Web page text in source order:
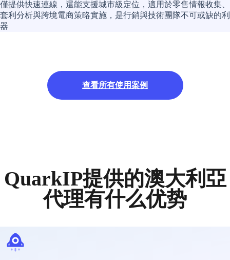
僅提供快速連線，還能支援城市級定位，適用於零售情報收集、
套利分析與跨境電商策略實施，是行銷與技術團隊不可或缺的利
器
查看所有使用案例
QuarkIP提供的澳大利亞
代理有什么优势